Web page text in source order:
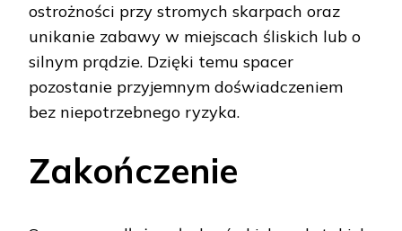
ostrożności przy stromych skarpach oraz
unikanie zabawy w miejscach śliskich lub o
silnym prądzie. Dzięki temu spacer
pozostanie przyjemnym doświadczeniem
bez niepotrzebnego ryzyka.
Zakończenie